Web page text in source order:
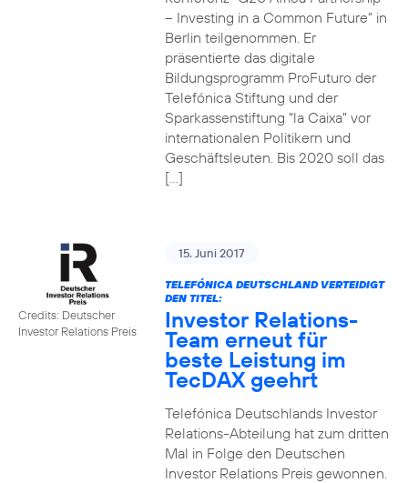
– Investing in a Common Future” in
Berlin teilgenommen. Er
präsentierte das digitale
Bildungsprogramm ProFuturo der
Telefónica Stiftung und der
Sparkassenstiftung “la Caixa” vor
internationalen Politikern und
Geschäftsleuten. Bis 2020 soll das
[…]
Credits: Deutscher
Investor Relations Preis
15. Juni 2017
TELEFÓNICA DEUTSCHLAND VERTEIDIGT
DEN TITEL:
Investor Relations-
Team erneut für
beste Leistung im
TecDAX geehrt
Telefónica Deutschlands Investor
Relations-Abteilung hat zum dritten
Mal in Folge den Deutschen
Investor Relations Preis gewonnen.